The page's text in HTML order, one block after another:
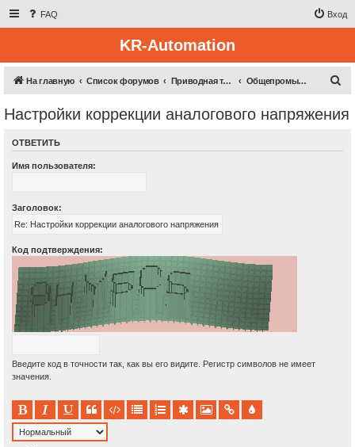
FAQ Вход
KR-Automation
На главную Список форумов Приводная техника Общепромышленные преобразователи частоты (Inovance, Veikong)
и
Настройки коррекции аналогового напряжения
ОТВЕТИТЬ
Имя пользователя:
Заголовок:
Код подтверждения:
Введите код в точности так, как вы его видите. Регистр символов не имеет
значения.